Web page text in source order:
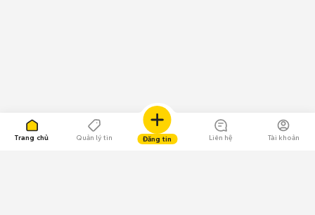
Trang chủ Quản lý tin Đăng tin Liên hệ Tài khoản